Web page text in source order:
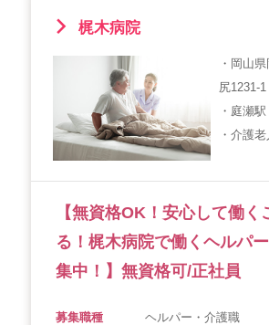
梶木病院
・岡山
尻1231-1
・庭瀬駅
・介護
【無資格OK！安心して働く
る！梶木病院で働くヘルパ
集中！】無資格可/正社員
募集職種 ヘルパー・介護職